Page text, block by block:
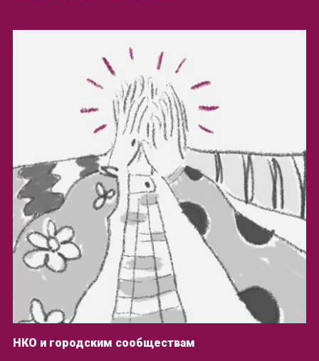
НКО и городским сообществам